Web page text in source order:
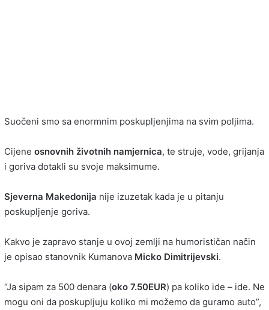
Suočeni smo sa enormnim poskupljenjima na svim poljima.
Cijene osnovnih životnih namjernica, te struje, vode, grijanja
i goriva dotakli su svoje maksimume.
Sjeverna Makedonija nije izuzetak kada je u pitanju
poskupljenje goriva.
Kakvo je zapravo stanje u ovoj zemlji na humorističan način
je opisao stanovnik Kumanova Micko Dimitrijevski.
“Ja sipam za 500 denara (oko 7.50EUR) pa koliko ide – ide. Ne
mogu oni da poskupljuju koliko mi možemo da guramo auto”,